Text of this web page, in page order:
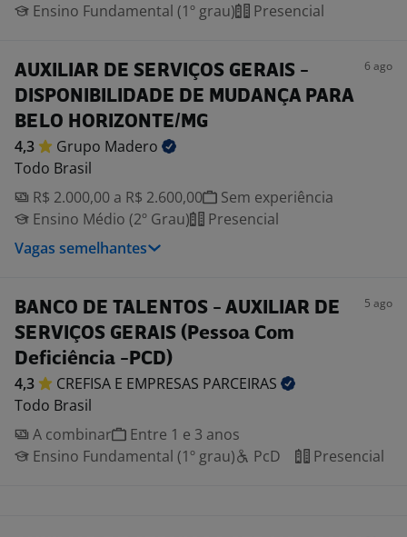
Ensino Fundamental (1º grau)
Presencial
AUXILIAR DE SERVIÇOS GERAIS -
DISPONIBILIDADE DE MUDANÇA PARA
BELO HORIZONTE/MG
6 ago
4,3 Grupo Madero
Todo Brasil
R$ 2.000,00 a R$ 2.600,00
Sem experiência
Ensino Médio (2º Grau)
Presencial
Vagas semelhantes
BANCO DE TALENTOS - AUXILIAR DE
SERVIÇOS GERAIS (Pessoa Com
Deficiência -PCD)
5 ago
4,3 CREFISA E EMPRESAS PARCEIRAS
Todo Brasil
A combinar
Entre 1 e 3 anos
Ensino Fundamental (1º grau)
PcD Presencial